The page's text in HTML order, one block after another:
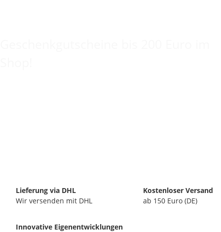
Lieferung via DHL
Wir versenden mit DHL
Kostenloser Versand
ab 150 Euro (DE)
Innovative Eigenentwicklungen